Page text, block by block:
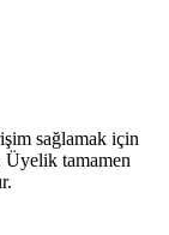
sağlamak için
Üyelik tamamen